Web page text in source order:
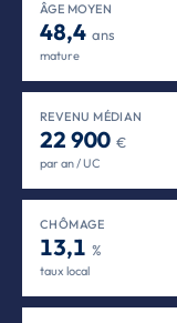
ÂGE MOYEN
48,4 ans
mature
REVENU MÉDIAN
22 900 €
par an / UC
CHÔMAGE
13,1 %
taux local